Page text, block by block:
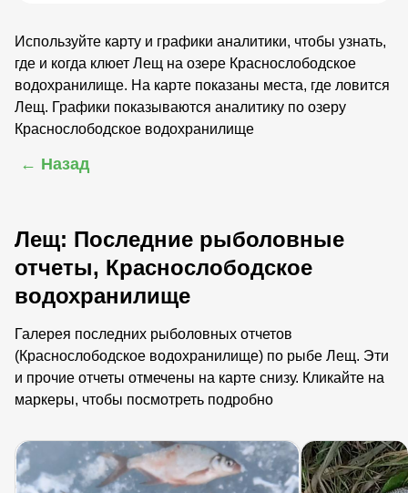
Используйте карту и графики аналитики, чтобы узнать,
где и когда клюет Лещ на озере Краснослободское
водохранилище. На карте показаны места, где ловится
Лещ. Графики показываются аналитику по озеру
Краснослободское водохранилище
← Назад
Лещ: Последние рыболовные
отчеты, Краснослободское
водохранилище
Галерея последних рыболовных отчетов
(Краснослободское водохранилище) по рыбе Лещ. Эти
и прочие отчеты отмечены на карте снизу. Кликайте на
маркеры, чтобы посмотреть подробно